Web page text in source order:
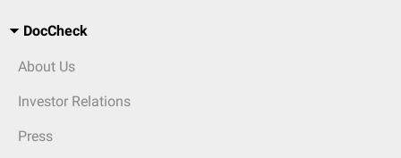
DocCheck
About Us
Investor Relations
Press